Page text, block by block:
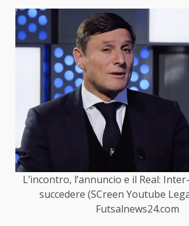
L’incontro, l’annuncio e il Real:
succedere (SCreen Youtube
Futsalnews24.com